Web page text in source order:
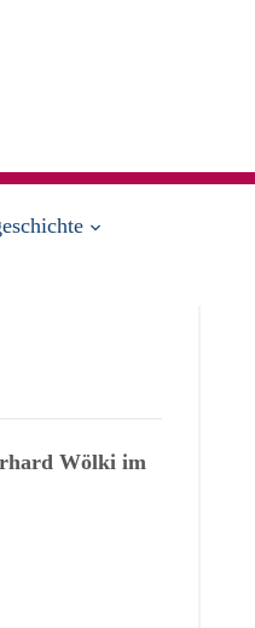
Wölki im